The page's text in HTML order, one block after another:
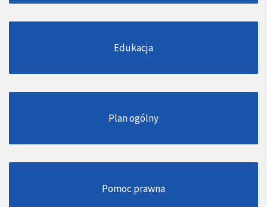
Edukacja
Plan ogólny
Pomoc prawna